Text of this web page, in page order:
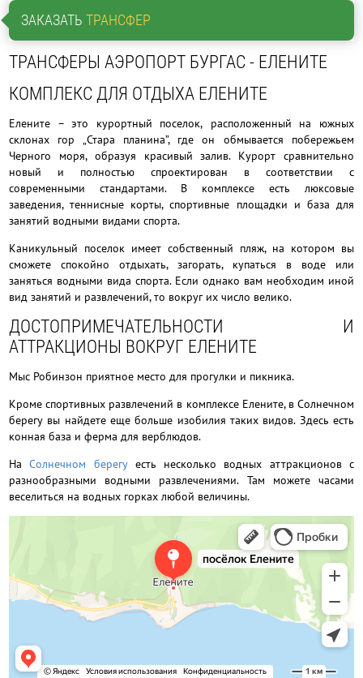
ЗАКАЗАТЬТРАНСФЕР
ТРАНСФЕРЫ АЭРОПОРТ БУРГАС - ЕЛЕНИТЕ
КОМПЛЕКС ДЛЯ ОТДЫХА ЕЛЕНИТЕ
Елените – это курортный поселок,
расположенный на южных
склонах гор „Стара планина”, где он обмывается побережьем
Черного моря, образуя красивый залив. Курорт сравнительно
новый и полностью спроектирован в соответствии с
современными стандартами. В комплексе есть люксовые
заведения, теннисные корты, спортивные площадки и база для
занятий водными видами спорта.
Каникульный поселок имеет собственный пляж, на котором вы
сможете спокойно отдыхать, загорать, купаться в воде или
заняться водными вида спорта. Если однако вам необходим иной
вид занятий и развлечений, то вокруг их число велико.
ДОСТОПРИМЕЧАТЕЛЬНОСТИ И
АТТРАКЦИОНЫ ВОКРУГ ЕЛЕНИТЕ
Мыс Робинзон приятное место для прогулки и пикника.
Кроме спортивных развлечений в комплексе Елените, в Солнечном
берегу вы найдете еще больше изобилия таких видов. Здесь есть
конная база и ферма для верблюдов.
НаСолнечном берегуесть несколько водных аттракционов с
разнообразными водными развлечениями. Там можете часами
веселиться на водных горках любой величины.